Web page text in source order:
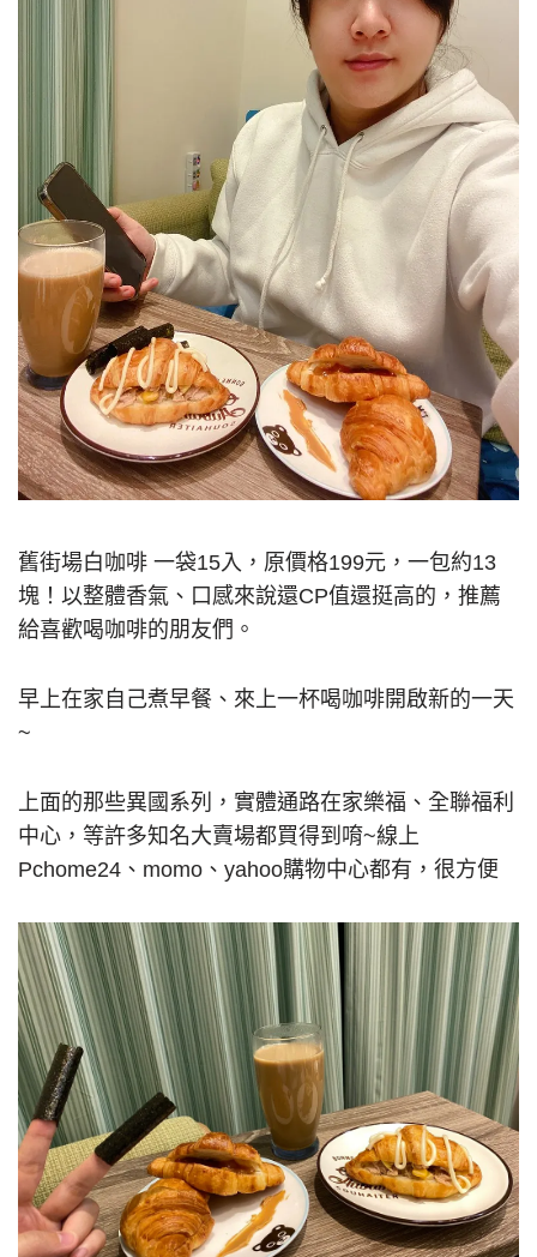
舊街場白咖啡 一袋15入，原價格199元，一包約13
塊！以整體香氣、口感來說還CP值還挺高的，推薦
給喜歡喝咖啡的朋友們。
早上在家自己煮早餐、來上一杯喝咖啡開啟新的一天
~
上面的那些異國系列，實體通路在家樂福、全聯福利
中心，等許多知名大賣場都買得到唷~線上
Pchome24、momo、yahoo購物中心都有，很方便